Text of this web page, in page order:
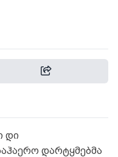
დი
დარტყმებმა